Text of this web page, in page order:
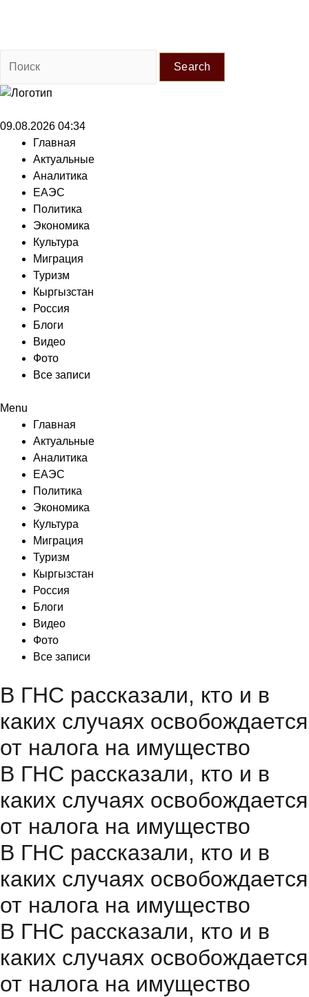
Search
09.08.2026 04:34
Главная
Актуальные
Аналитика
ЕАЭС
Политика
Экономика
Культура
Миграция
Туризм
Кыргызстан
Россия
Блоги
Видео
Фото
Все записи
Menu
Главная
Актуальные
Аналитика
ЕАЭС
Политика
Экономика
Культура
Миграция
Туризм
Кыргызстан
Россия
Блоги
Видео
Фото
Все записи
В ГНС рассказали, кто и в
каких случаях освобождается
от налога на имущество
В ГНС рассказали, кто и в
каких случаях освобождается
от налога на имущество
В ГНС рассказали, кто и в
каких случаях освобождается
от налога на имущество
В ГНС рассказали, кто и в
каких случаях освобождается
от налога на имущество